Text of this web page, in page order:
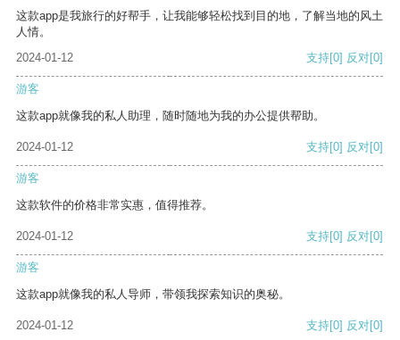
这款app是我旅行的好帮手，让我能够轻松找到目的地，了解当地的风土
人情。
2024-01-12
支持[0] 反对[0]
游客
这款app就像我的私人助理，随时随地为我的办公提供帮助。
2024-01-12 支持[0] 反对[0]
游客
这款软件的价格非常实惠，值得推荐。
2024-01-12 支持[0] 反对[0]
游客
这款app就像我的私人导师，带领我探索知识的奥秘。
2024-01-12 支持[0] 反对[0]